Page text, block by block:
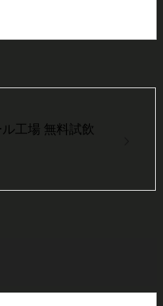
工場 無料試飲